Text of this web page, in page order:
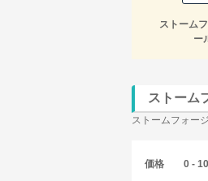
ストーム
ー
ストーム
ストームフォー
価格